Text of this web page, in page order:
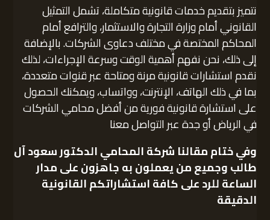
نتميز بتقديم خدمات قانونية متكاملة، تشمل التمثيل
القانوني أمام وزارة التجارة والاستثمار، والترافع أمام
المحاكم المختصة في مختلف دعاوى الشركات. بالإضافة
إلى ذلك، نحن نفهم أهمية الوقت وسرعة الإجراءات، لذلك
نقدم استشارات قانونية مرنة ومتاحة عبر قنوات متعددة،
بما في ذلك الهاتف، الإنترنت، وواتساب، ويمكنك الحصول
على استشارة قانونية فورية من أفضل محامي الشركات
في الرياض أو جدة عبر التواصل معنا
وفي ختام مقالنا شركة المحامي الدكتور سعود آل
طالبوجميع من يعملون به جاهزون على مدار
الساعة للرد على كافة استشاراتكم القانونية
الدقيقة